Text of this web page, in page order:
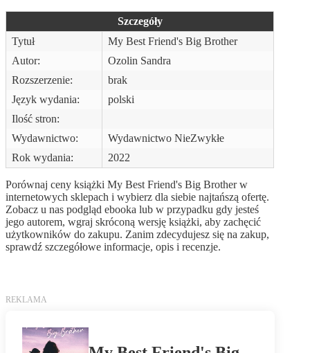
Szczegóły
Tytuł
My Best Friend's Big Brother
Autor:
Ozolin Sandra
Rozszerzenie:
brak
Język wydania:
polski
Ilość stron:
Wydawnictwo:
Wydawnictwo NieZwykłe
Rok wydania:
2022
Porównaj ceny książki My Best Friend's Big Brother w
internetowych sklepach i wybierz dla siebie najtańszą ofertę.
Zobacz u nas podgląd ebooka lub w przypadku gdy jesteś
jego autorem, wgraj skróconą wersję książki, aby zachęcić
użytkowników do zakupu. Zanim zdecydujesz się na zakup,
sprawdź szczegółowe informacje, opis i recenzje.